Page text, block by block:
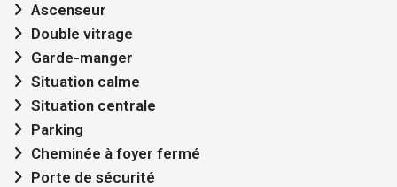
Ascenseur
Double vitrage
Garde-manger
Situation calme
Situation centrale
Parking
Cheminée à foyer fermé
Porte de sécurité